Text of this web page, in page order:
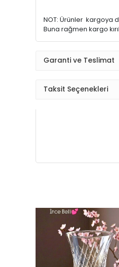
NOT: Ürünler kargoya
Buna rağmen kargo
Garanti ve Teslimat
Taksit Seçenekleri